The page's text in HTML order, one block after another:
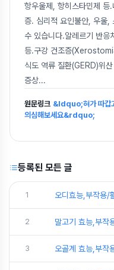
항우울제, 항히스타민제 등
증. 심리적 요인불안, 우울,
수 있습니다.알레르기 반
등.구강 건조증
식도 역류 질환(GERD)위
증상...
원문링크 &ldquo;혀가 따갑
의심해보세요&rdquo;
등록된 모든 글
1 오디효능,부작용/
2 말고기 효능,부작
3 오골계 효능,부작